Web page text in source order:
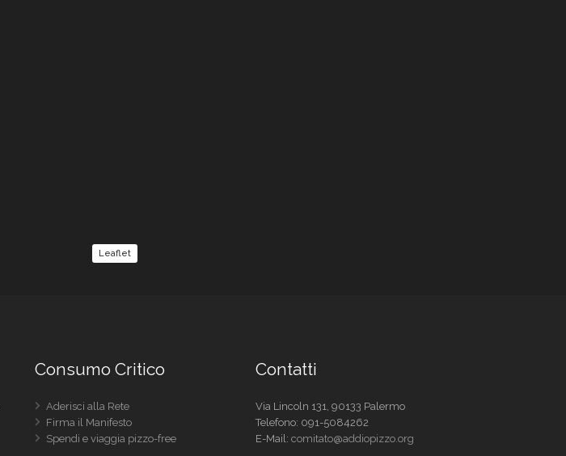
Leaflet
Consumo Critico
Aderisci alla Rete
Firma il Manifesto
Spendi e viaggia pizzo-free
Contatti
Via Lincoln 131, 90133 Palermo
Telefono: 091-5084262
E-Mail: comitato@addiopizzo.org